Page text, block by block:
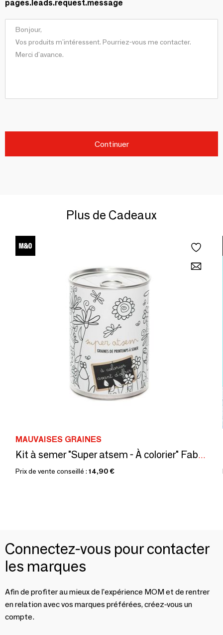
pages.leads.request.message
Continuer
Plus de Cadeaux
MAUVAISES GRAINES
Kit à semer "Super atsem - À colorier" Fabriqué en France
Prix de vente conseillé : 14,90 €
Connectez-vous pour contacter
les marques
Afin de profiter au mieux de l'expérience MOM et de rentrer
en relation avec vos marques préférées, créez-vous un
compte.